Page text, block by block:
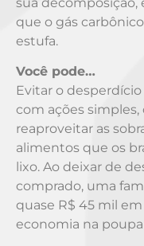
que o gás
estufa.
Você pode…
Evitar o
com ações simples,
reaproveitar as
alimentos que os
lixo. Ao deixar de
comprado, uma
quase R$ 45 mil em
economia na